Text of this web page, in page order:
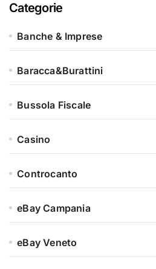
Categorie
Banche & Imprese
Baracca&Burattini
Bussola Fiscale
Casino
Controcanto
eBay Campania
eBay Veneto